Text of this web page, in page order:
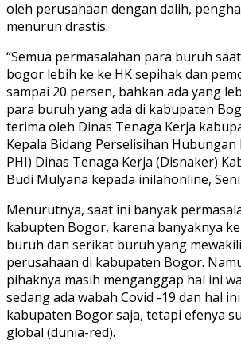
oleh perusahaan dengan dalih,
menurun drastis.
“Semua permasalahan para buruh
bogor lebih ke ke HK sepihak dan
sampai 20 persen, bahkan ada yang
para buruh yang ada di kabupaten
terima oleh Dinas Tenaga Kerja
Kepala Bidang Perselisihan
PHI) Dinas Tenaga Kerja (Disnaker)
Budi Mulyana kepada inilahonline,
Menurutnya, saat ini banyak
kabupten Bogor, karena banyaknya
buruh dan serikat buruh yang
perusahaan di kabupaten Bogor.
pihaknya masih menganggap hal ini
sedang ada wabah Covid -19 dan hal
kabupaten Bogor saja, tetapi efenya
global (dunia-red).